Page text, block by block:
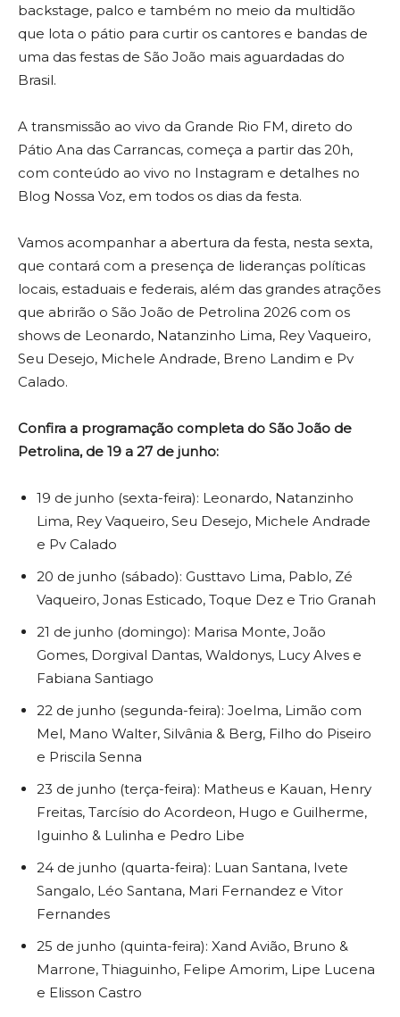
backstage, palco e também no meio da multidão
que lota o pátio para curtir os cantores e bandas de
uma das festas de São João mais aguardadas do
Brasil.
A transmissão ao vivo da Grande Rio FM, direto do
Pátio Ana das Carrancas, começa a partir das 20h,
com conteúdo ao vivo no Instagram e detalhes no
Blog Nossa Voz, em todos os dias da festa.
Vamos acompanhar a abertura da festa, nesta sexta,
que contará com a presença de lideranças políticas
locais, estaduais e federais, além das grandes atrações
que abrirão o São João de Petrolina 2026 com os
shows de Leonardo, Natanzinho Lima, Rey Vaqueiro,
Seu Desejo, Michele Andrade, Breno Landim e Pv
Calado.
Confira a programação completa do São João de
Petrolina, de 19 a 27 de junho:
19 de junho (sexta-feira): Leonardo, Natanzinho
Lima, Rey Vaqueiro, Seu Desejo, Michele Andrade
e Pv Calado
20 de junho (sábado): Gusttavo Lima, Pablo, Zé
Vaqueiro, Jonas Esticado, Toque Dez e Trio Granah
21 de junho (domingo): Marisa Monte, João
Gomes, Dorgival Dantas, Waldonys, Lucy Alves e
Fabiana Santiago
22 de junho (segunda-feira): Joelma, Limão com
Mel, Mano Walter, Silvânia & Berg, Filho do Piseiro
e Priscila Senna
23 de junho (terça-feira): Matheus e Kauan, Henry
Freitas, Tarcísio do Acordeon, Hugo e Guilherme,
Iguinho & Lulinha e Pedro Libe
24 de junho (quarta-feira): Luan Santana, Ivete
Sangalo, Léo Santana, Mari Fernandez e Vitor
Fernandes
25 de junho (quinta-feira): Xand Avião, Bruno &
Marrone, Thiaguinho, Felipe Amorim, Lipe Lucena
e Elisson Castro